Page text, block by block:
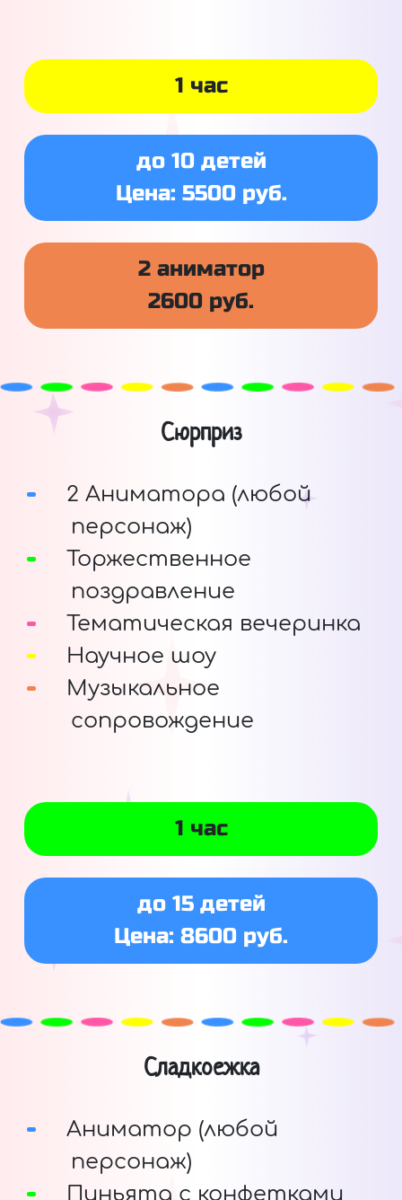
1 час
до 10 детей
Цена: 5500 руб.
2 аниматор
2600 руб.
Сюрприз
2 Аниматора (любой
персонаж)
Торжественное
поздравление
Тематическая вечеринка
Научное шоу
Музыкальное
сопровождение
1 час
до 15 детей
Цена: 8600 руб.
Сладкоежка
Аниматор (любой
персонаж)
Пиньята с конфетками